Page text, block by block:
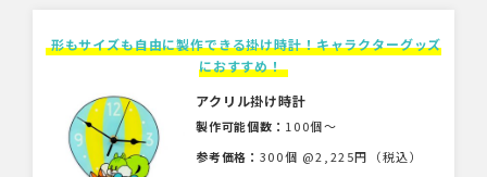
形もサイズも自由に製作できる掛け時計！キャラクターグッズ
におすすめ！
アクリル掛け時計
製作可能個数： 100個〜
参考価格： 300個 @2,225円（税込）